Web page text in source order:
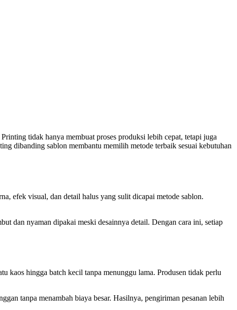
tidak hanya membuat proses produksi lebih cepat, tetapi juga
dibanding sablon membantu memilih metode terbaik sesuai kebutuhan
efek visual, dan detail halus yang sulit dicapai metode sablon.
dan nyaman dipakai meski desainnya detail. Dengan cara ini, setiap
kaos hingga batch kecil tanpa menunggu lama. Produsen tidak perlu
tanpa menambah biaya besar. Hasilnya, pengiriman pesanan lebih